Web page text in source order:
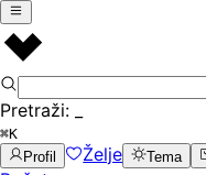
Pretraži:
⌘K
Profil
Želje Tema